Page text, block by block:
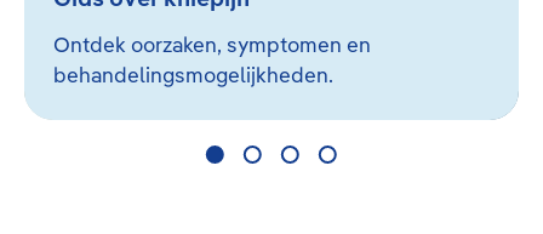
Ontdek oorzaken, symptomen en
behandelingsmogelijkheden.